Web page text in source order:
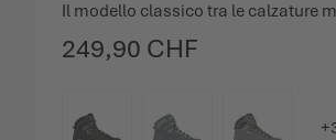
249,90 CHF